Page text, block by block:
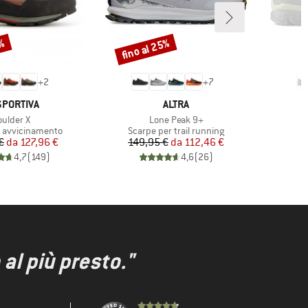
+2
X
prodotti
avvicinamento
Prezzo
Prezzo ridotto
da 127,96 €
4,7( 149)
+7
MARCHIO
ALTRA
Articolo
Lone Peak 9+
Gruppo di prodotti
Scarpe per trail running
Prezzo
149,95 € Prezzo ridotto
da 112,46 €
4,6(26)
Sconto
fino al 25%
più presto."